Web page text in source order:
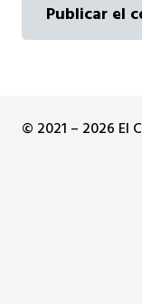
Publicar el
© 2021 – 2026 El